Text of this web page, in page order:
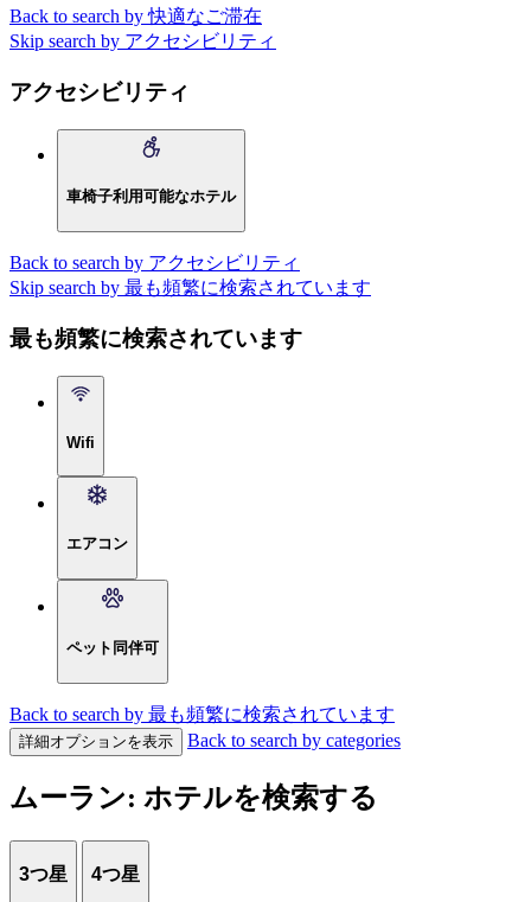
Back to search by 快適なご滞在
Skip search by アクセシビリティ
アクセシビリティ
車椅子利用可能なホテル
Back to search by アクセシビリティ
Skip search by 最も頻繁に検索されています
最も頻繁に検索されています
Wifi
エアコン
ペット同伴可
Back to search by 最も頻繁に検索されています
詳細オプションを表示 Back to search by categories
ムーラン: ホテルを検索する
3つ星 4つ星